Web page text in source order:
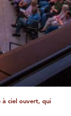
à ciel ouvert, qui